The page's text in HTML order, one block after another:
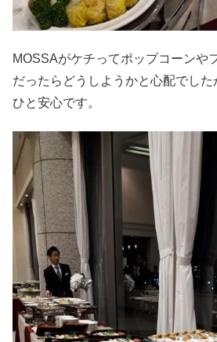
MOSSAがケチってポップコーンや
だったらどうしようかと心配でし
ひと安心です。